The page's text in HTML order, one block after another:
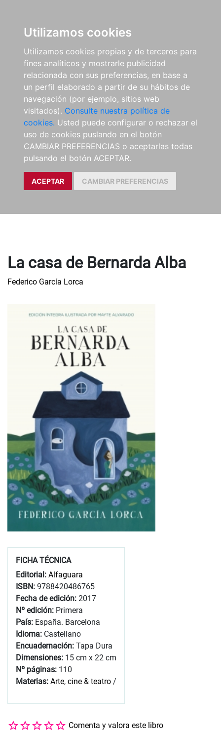
Utilizamos cookies
Utilizamos cookies propias y de terceros para
fines analíticos y mostrarle publicidad
relacionada con sus preferencias, en base a
un perfil elaborado a partir de su hábitos de
navegación (por ejemplo, sitios web
visitados). Consulte nuestra política de
cookies. Usted puede configurar o rechazar el
uso de cookies puslando en el botón
CAMBIAR PREFERENCIAS o aceptarlas todas
pulsando el botón ACEPTAR.
ACEPTAR CAMBIAR PREFERENCIAS
La casa de Bernarda Alba
Federico García Lorca
FICHA TÉCNICA
Editorial: Alfaguara
ISBN: 9788420486765
Fecha de edición: 2017
Nº edición: Primera
País: España. Barcelona
Idioma: Castellano
Encuadernación: Tapa Dura
Dimensiones: 15 cm x 22 cm
Nº páginas: 110
Materias: Arte, cine & teatro /
Comenta y valora este libro